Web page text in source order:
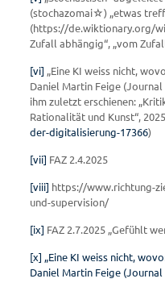
(stochazomai☆) „etwas
(https://de.wiktionary.org/
Zufall abhängig“, „vom
[vi] „Eine KI weiss nicht,
Daniel Martin Feige
ihm zuletzt erschienen:
Rationalität und Kunst“,
der-digitalisierung-17366)
[vii] FAZ 2.4.2025
[viii] https://www.richtung-
und-supervision/
[ix] FAZ 2.7.2025 „Gefühlt
[x] „Eine KI weiss nicht,
Daniel Martin Feige